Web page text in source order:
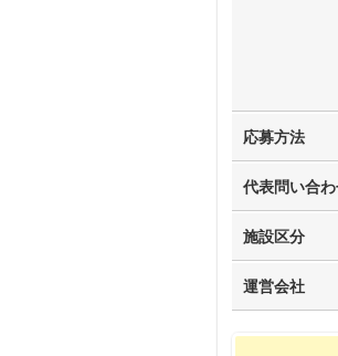
応募方法
代表問い合
施設区分
運営会社